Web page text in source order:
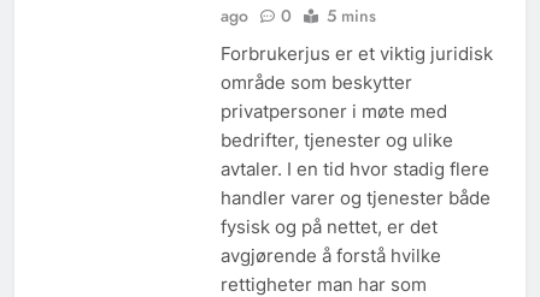
ago
0 5 mins
Forbrukerjus er et viktig juridisk
område som beskytter
privatpersoner i møte med
bedrifter, tjenester og ulike
avtaler. I en tid hvor stadig flere
handler varer og tjenester både
fysisk og på nettet, er det
avgjørende å forstå hvilke
rettigheter man har som